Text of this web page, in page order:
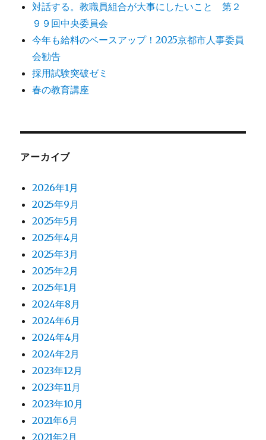
対話する。教職員組合が大事にしたいこと 第２
９９回中央委員会
今年も給料のベースアップ！2025京都市人事委員
会勧告
採用試験突破ゼミ
春の教育講座
アーカイブ
2026年1月
2025年9月
2025年5月
2025年4月
2025年3月
2025年2月
2025年1月
2024年8月
2024年6月
2024年4月
2024年2月
2023年12月
2023年11月
2023年10月
2021年6月
2021年2月